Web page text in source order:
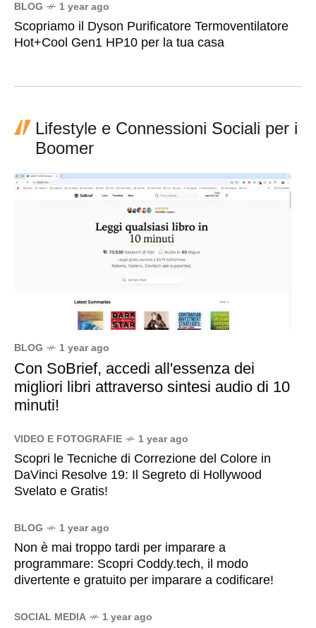
BLOG 1 year ago
Scopriamo il Dyson Purificatore Termoventilatore
Hot+Cool Gen1 HP10 per la tua casa
Lifestyle e Connessioni Sociali per i
Boomer
BLOG 1 year ago
Con SoBrief, accedi all'essenza dei
migliori libri attraverso sintesi audio di 10
minuti!
VIDEO E FOTOGRAFIE 1 year ago
Scopri le Tecniche di Correzione del Colore in
DaVinci Resolve 19: Il Segreto di Hollywood
Svelato e Gratis!
BLOG 1 year ago
Non è mai troppo tardi per imparare a
programmare: Scopri Coddy.tech, il modo
divertente e gratuito per imparare a codificare!
SOCIAL MEDIA 1 year ago